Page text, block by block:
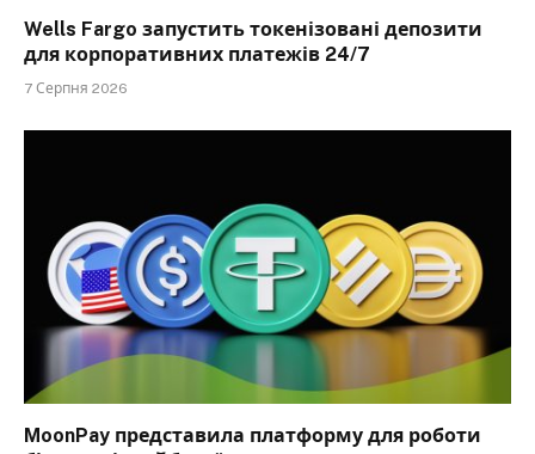
Wells Fargo запустить токенізовані депозити
для корпоративних платежів 24/7
7 Серпня 2026
MoonPay представила платформу для роботи